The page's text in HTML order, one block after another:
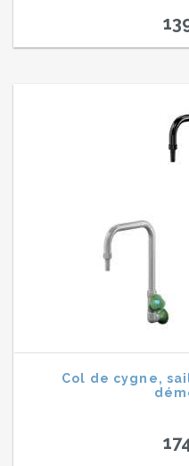
Col de cygne,